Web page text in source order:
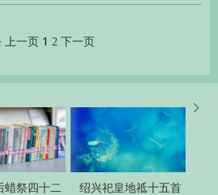
上一页 1 2 下一页

蜡祭四十二
绍兴祀皇地祗十五首